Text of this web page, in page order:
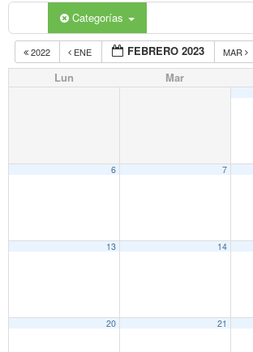
Categorías
2022 ENE FEBRERO 2023 MAR
Lun Mar
6 7
13 14
20 21